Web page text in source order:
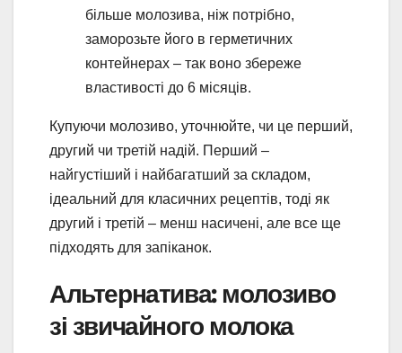
більше молозива, ніж потрібно,
заморозьте його в герметичних
контейнерах – так воно збереже
властивості до 6 місяців.
Купуючи молозиво, уточнюйте, чи це перший,
другий чи третій надій. Перший –
найгустіший і найбагатший за складом,
ідеальний для класичних рецептів, тоді як
другий і третій – менш насичені, але все ще
підходять для запіканок.
Альтернатива: молозиво
зі звичайного молока